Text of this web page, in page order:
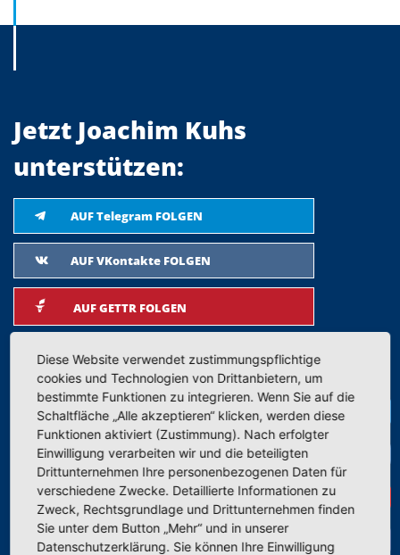
Jetzt Joachim Kuhs
unterstützen:
AUF Telegram FOLGEN
AUF VKontakte FOLGEN
AUF GETTR FOLGEN
AUF FACEBOOK FOLGEN
AUF TWITTER FOLGEN
AUF INSTAGRAM FOLGEN
AUF YOUTUBE FOLGEN
AUF PARLER FOLGEN
Diese Website verwendet zustimmungspflichtige
cookies und Technologien von Drittanbietern, um
bestimmte Funktionen zu integrieren. Wenn Sie auf die
Schaltfläche „Alle akzeptieren“ klicken, werden diese
Funktionen aktiviert (Zustimmung). Nach erfolgter
Einwilligung verarbeiten wir und die beteiligten
Drittunternehmen Ihre personenbezogenen Daten für
verschiedene Zwecke. Detaillierte Informationen zu
Zweck, Rechtsgrundlage und Drittunternehmen finden
Sie unter dem Button „Mehr“ und in unserer
Datenschutzerklärung. Sie können Ihre Einwilligung